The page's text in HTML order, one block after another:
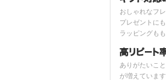
おしゃれなフ
プレゼントに
ラッピングも
ありがたいこ
が増えています